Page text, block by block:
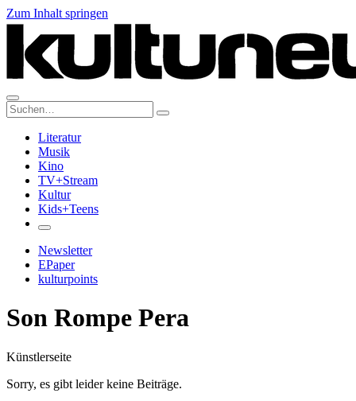
Zum Inhalt springen
Suche:
Literatur
Musik
Kino
TV+Stream
Kultur
Kids+Teens
Newsletter
EPaper
kulturpoints
Son Rompe Pera
Künstlerseite
Sorry, es gibt leider keine Beiträge.